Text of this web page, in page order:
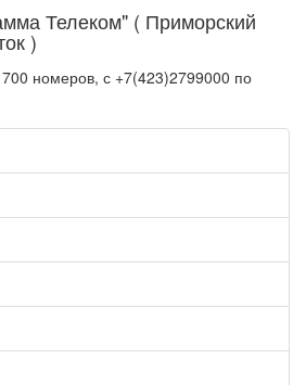
Телеком" ( Приморский
)
700 номеров, с +7(423)2799000 по